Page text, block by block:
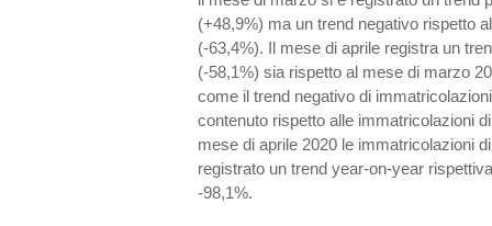
(+48,9%) ma un trend negativo rispetto
(-63,4%). Il mese di aprile registra un
(-58,1%) sia rispetto al mese di marzo
come il trend negativo di
contenuto rispetto alle immatricolazioni
mese di aprile 2020 le immatricolazioni
registrato un trend year-on-year
-98,1%.